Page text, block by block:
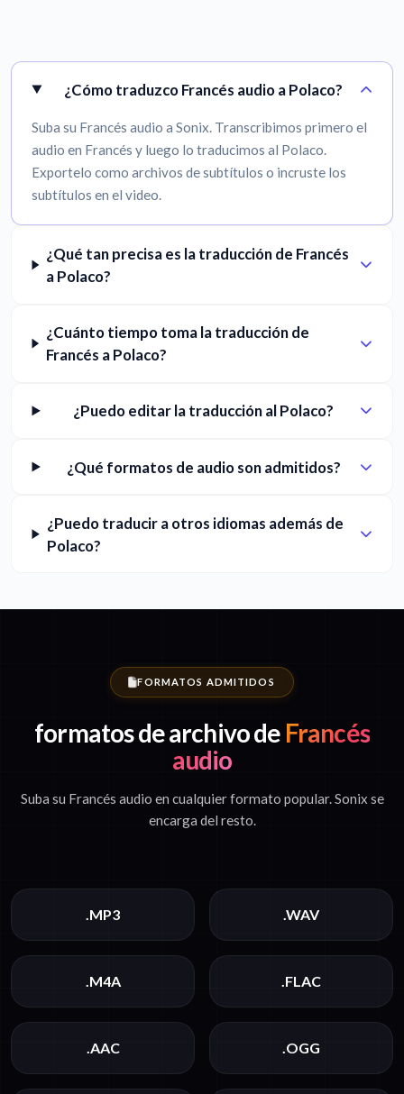
¿Cómo traduzco Francés audio a Polaco?
Suba su Francés audio a Sonix. Transcribimos primero el
audio en Francés y luego lo traducimos al Polaco.
Exportelo como archivos de subtítulos o incruste los
subtítulos en el video.
¿Qué tan precisa es la traducción de Francés
a Polaco?
¿Cuánto tiempo toma la traducción de
Francés a Polaco?
¿Puedo editar la traducción al Polaco?
¿Qué formatos de audio son admitidos?
¿Puedo traducir a otros idiomas además de
Polaco?
FORMATOS ADMITIDOS
formatos de archivo de Francés
audio
Suba su Francés audio en cualquier formato popular. Sonix se
encarga del resto.
.MP3 .WAV
.M4A .FLAC
.AAC .OGG